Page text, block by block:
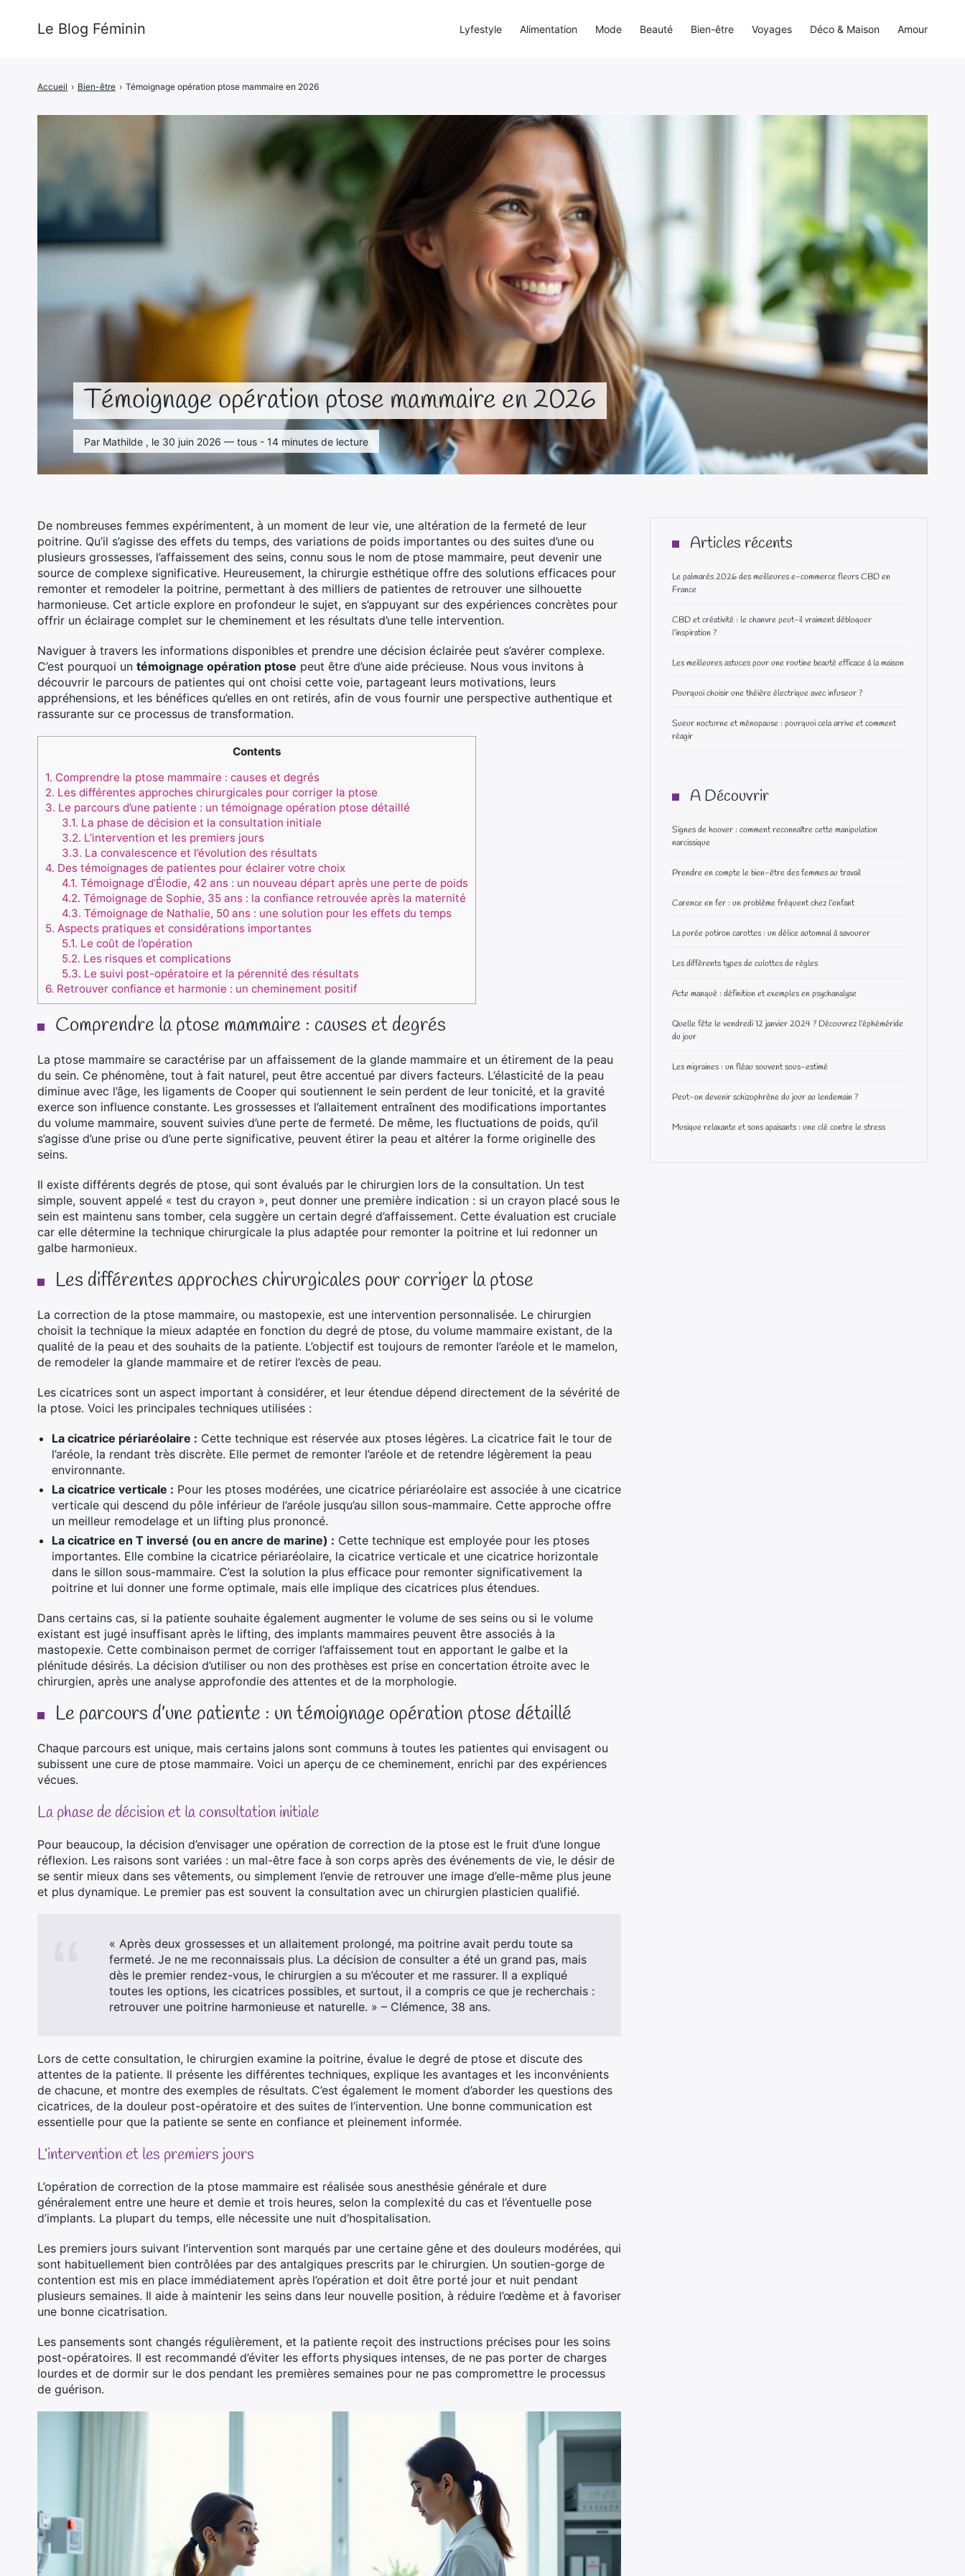
Témoignage opération ptose mammaire en 2026
Par Mathilde , le 30 juin 2026 — tous - 14 minutes de lecture
Accueil › Bien-être › Témoignage opération ptose mammaire en 2026
De nombreuses femmes expérimentent, à un moment de leur vie, une altération de la fermeté de leur
poitrine. Qu’il s’agisse des effets du temps, des variations de poids importantes ou des suites d’une ou
plusieurs grossesses, l’affaissement des seins, connu sous le nom de ptose mammaire, peut devenir une
source de complexe significative. Heureusement, la chirurgie esthétique offre des solutions efficaces pour
remonter et remodeler la poitrine, permettant à des milliers de patientes de retrouver une silhouette
harmonieuse. Cet article explore en profondeur le sujet, en s’appuyant sur des expériences concrètes pour
offrir un éclairage complet sur le cheminement et les résultats d’une telle intervention.
Naviguer à travers les informations disponibles et prendre une décision éclairée peut s’avérer complexe.
C’est pourquoi un témoignage opération ptose peut être d’une aide précieuse. Nous vous invitons à
découvrir le parcours de patientes qui ont choisi cette voie, partageant leurs motivations, leurs
appréhensions, et les bénéfices qu’elles en ont retirés, afin de vous fournir une perspective authentique et
rassurante sur ce processus de transformation.
Contents
1. Comprendre la ptose mammaire : causes et degrés
2. Les différentes approches chirurgicales pour corriger la ptose
3. Le parcours d’une patiente : un témoignage opération ptose détaillé
3.1. La phase de décision et la consultation initiale
3.2. L’intervention et les premiers jours
3.3. La convalescence et l’évolution des résultats
4. Des témoignages de patientes pour éclairer votre choix
4.1. Témoignage d’Élodie, 42 ans : un nouveau départ après une perte de poids
4.2. Témoignage de Sophie, 35 ans : la confiance retrouvée après la maternité
4.3. Témoignage de Nathalie, 50 ans : une solution pour les effets du temps
5. Aspects pratiques et considérations importantes
5.1. Le coût de l’opération
5.2. Les risques et complications
5.3. Le suivi post-opératoire et la pérennité des résultats
6. Retrouver confiance et harmonie : un cheminement positif
Comprendre la ptose mammaire : causes et degrés
La ptose mammaire se caractérise par un affaissement de la glande mammaire et un étirement de la peau
du sein. Ce phénomène, tout à fait naturel, peut être accentué par divers facteurs. L’élasticité de la peau
diminue avec l’âge, les ligaments de Cooper qui soutiennent le sein perdent de leur tonicité, et la gravité
exerce son influence constante. Les grossesses et l’allaitement entraînent des modifications importantes
du volume mammaire, souvent suivies d’une perte de fermeté. De même, les fluctuations de poids, qu’il
s’agisse d’une prise ou d’une perte significative, peuvent étirer la peau et altérer la forme originelle des
seins.
Il existe différents degrés de ptose, qui sont évalués par le chirurgien lors de la consultation. Un test
simple, souvent appelé « test du crayon », peut donner une première indication : si un crayon placé sous le
sein est maintenu sans tomber, cela suggère un certain degré d’affaissement. Cette évaluation est cruciale
car elle détermine la technique chirurgicale la plus adaptée pour remonter la poitrine et lui redonner un
galbe harmonieux.
Les différentes approches chirurgicales pour corriger la ptose
La correction de la ptose mammaire, ou mastopexie, est une intervention personnalisée. Le chirurgien
choisit la technique la mieux adaptée en fonction du degré de ptose, du volume mammaire existant, de la
qualité de la peau et des souhaits de la patiente. L’objectif est toujours de remonter l’aréole et le mamelon,
de remodeler la glande mammaire et de retirer l’excès de peau.
Les cicatrices sont un aspect important à considérer, et leur étendue dépend directement de la sévérité de
la ptose. Voici les principales techniques utilisées :
La cicatrice périaréolaire : Cette technique est réservée aux ptoses légères. La cicatrice fait le tour de
l’aréole, la rendant très discrète. Elle permet de remonter l’aréole et de retendre légèrement la peau
environnante.
La cicatrice verticale : Pour les ptoses modérées, une cicatrice périaréolaire est associée à une cicatrice
verticale qui descend du pôle inférieur de l’aréole jusqu’au sillon sous-mammaire. Cette approche offre
un meilleur remodelage et un lifting plus prononcé.
La cicatrice en T inversé (ou en ancre de marine) : Cette technique est employée pour les ptoses
importantes. Elle combine la cicatrice périaréolaire, la cicatrice verticale et une cicatrice horizontale
dans le sillon sous-mammaire. C’est la solution la plus efficace pour remonter significativement la
poitrine et lui donner une forme optimale, mais elle implique des cicatrices plus étendues.
Dans certains cas, si la patiente souhaite également augmenter le volume de ses seins ou si le volume
existant est jugé insuffisant après le lifting, des implants mammaires peuvent être associés à la
mastopexie. Cette combinaison permet de corriger l’affaissement tout en apportant le galbe et la
plénitude désirés. La décision d’utiliser ou non des prothèses est prise en concertation étroite avec le
chirurgien, après une analyse approfondie des attentes et de la morphologie.
Le parcours d’une patiente : un témoignage opération ptose détaillé
Chaque parcours est unique, mais certains jalons sont communs à toutes les patientes qui envisagent ou
subissent une cure de ptose mammaire. Voici un aperçu de ce cheminement, enrichi par des expériences
vécues.
La phase de décision et la consultation initiale
Pour beaucoup, la décision d’envisager une opération de correction de la ptose est le fruit d’une longue
réflexion. Les raisons sont variées : un mal-être face à son corps après des événements de vie, le désir de
se sentir mieux dans ses vêtements, ou simplement l’envie de retrouver une image d’elle-même plus jeune
et plus dynamique. Le premier pas est souvent la consultation avec un chirurgien plasticien qualifié.
« Après deux grossesses et un allaitement prolongé, ma poitrine avait perdu toute sa
fermeté. Je ne me reconnaissais plus. La décision de consulter a été un grand pas, mais
dès le premier rendez-vous, le chirurgien a su m’écouter et me rassurer. Il a expliqué
toutes les options, les cicatrices possibles, et surtout, il a compris ce que je recherchais :
retrouver une poitrine harmonieuse et naturelle. » – Clémence, 38 ans.
Lors de cette consultation, le chirurgien examine la poitrine, évalue le degré de ptose et discute des
attentes de la patiente. Il présente les différentes techniques, explique les avantages et les inconvénients
de chacune, et montre des exemples de résultats. C’est également le moment d’aborder les questions des
cicatrices, de la douleur post-opératoire et des suites de l’intervention. Une bonne communication est
essentielle pour que la patiente se sente en confiance et pleinement informée.
L’intervention et les premiers jours
L’opération de correction de la ptose mammaire est réalisée sous anesthésie générale et dure
généralement entre une heure et demie et trois heures, selon la complexité du cas et l’éventuelle pose
d’implants. La plupart du temps, elle nécessite une nuit d’hospitalisation.
Les premiers jours suivant l’intervention sont marqués par une certaine gêne et des douleurs modérées, qui
sont habituellement bien contrôlées par des antalgiques prescrits par le chirurgien. Un soutien-gorge de
contention est mis en place immédiatement après l’opération et doit être porté jour et nuit pendant
plusieurs semaines. Il aide à maintenir les seins dans leur nouvelle position, à réduire l’œdème et à favoriser
une bonne cicatrisation.
Les pansements sont changés régulièrement, et la patiente reçoit des instructions précises pour les soins
post-opératoires. Il est recommandé d’éviter les efforts physiques intenses, de ne pas porter de charges
lourdes et de dormir sur le dos pendant les premières semaines pour ne pas compromettre le processus
de guérison.
Articles récents
Le palmarès 2026 des meilleures e-commerce fleurs CBD en
France
CBD et créativité : le chanvre peut-il vraiment débloquer
l’inspiration ?
Les meilleures astuces pour une routine beauté efficace à la maison
Pourquoi choisir une théière électrique avec infuseur ?
Sueur nocturne et ménopause : pourquoi cela arrive et comment
réagir
A Découvrir
Signes de hoover : comment reconnaître cette manipulation
narcissique
Prendre en compte le bien-être des femmes au travail
Carence en fer : un problème fréquent chez l’enfant
La purée potiron carottes : un délice automnal à savourer
Les différents types de culottes de règles
Acte manqué : définition et exemples en psychanalyse
Quelle fête le vendredi 12 janvier 2024 ? Découvrez l’éphéméride
du jour
Les migraines : un fléau souvent sous-estimé
Peut-on devenir schizophrène du jour au lendemain ?
Musique relaxante et sons apaisants : une clé contre le stress
Le Blog Féminin Lyfestyle Alimentation Mode Beauté Bien-être Voyages Déco & Maison Amour